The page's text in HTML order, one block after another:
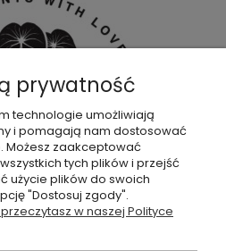
grupy facebookowej !
prywatność
technologie umożliwiają
i pomagają nam dostosować
Możesz zaakceptować
tych plików i przejść
użycie plików do swoich
"Dostosuj zgody".
w naszej Polityce